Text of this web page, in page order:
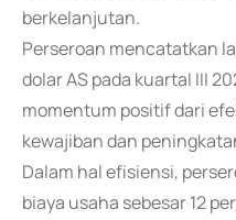
berkelanjutan.
Perseroan mencatatkan
dolar AS pada kuartal III
momentum positif dari
kewajiban dan
Dalam hal efisiensi,
biaya usaha sebesar 12